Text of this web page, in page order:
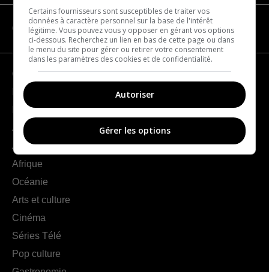
CATÉGORIES
Géographie
France
Europe
Amériques
Asie
Afrique
Océanie
Arts et culture
Cinéma
Séries Télé
Pop culture
Certains fournisseurs sont susceptibles de traiter vos
données à caractère personnel sur la base de l'intérêt
légitime. Vous pouvez vous y opposer en gérant vos options
ci-dessous. Recherchez un lien en bas de cette page ou dans
le menu du site pour gérer ou retirer votre consentement
dans les paramètres des cookies et de confidentialité.
Autoriser
Gérer les options